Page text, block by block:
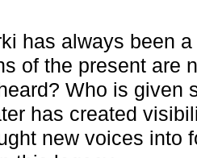
has always been
of the present are
Who is given
has created
new voices into